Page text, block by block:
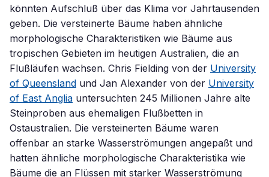
könnten Aufschluß über das Klima vor Jahrtausenden
geben. Die versteinerte Bäume haben ähnliche
morphologische Charakteristiken wie Bäume aus
tropischen Gebieten im heutigen Australien, die an
Flußläufen wachsen. Chris Fielding von der University
of Queensland und Jan Alexander von der University
of East Anglia untersuchten 245 Millionen Jahre alte
Steinproben aus ehemaligen Flußbetten in
Ostaustralien. Die versteinerten Bäume waren
offenbar an starke Wasserströmungen angepaßt und
hatten ähnliche morphologische Charakteristika wie
Bäume die an Flüssen mit starker Wasserströmung